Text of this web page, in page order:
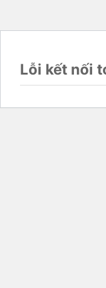
Lỗi kết nối